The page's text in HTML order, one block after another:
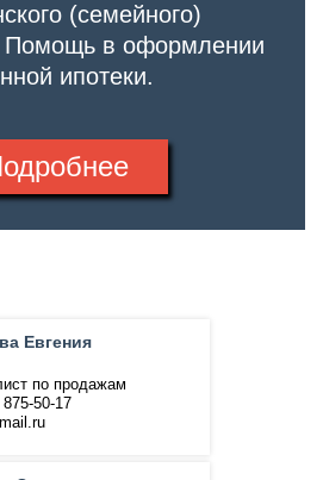
(семейного)
Помощь в оформлении
ипотеки.
Евгения
по продажам
50-17